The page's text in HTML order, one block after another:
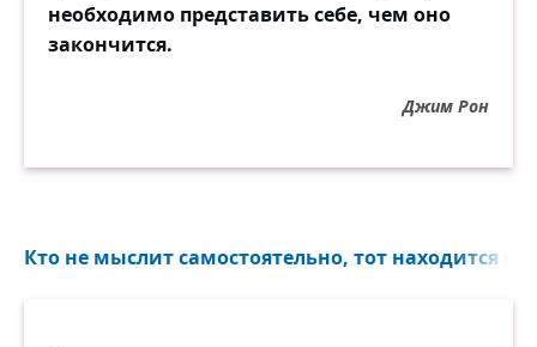
необходимо представить себе, чем оно
закончится.
Джим Рон
Кто не мыслит самостоятельно, тот находится